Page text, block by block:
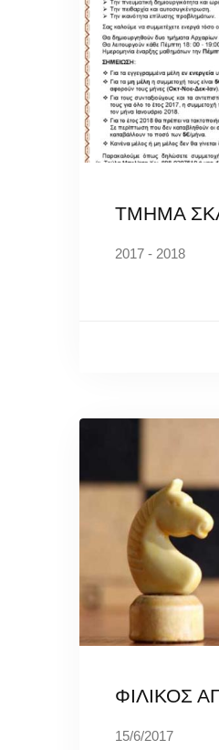
TMHMA
2017 - 2018
ΦΙΛΙΚΟΣ
15/6/2017